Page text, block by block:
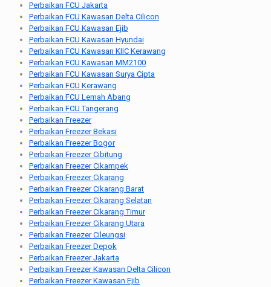
Perbaikan FCU Jakarta
Perbaikan FCU Kawasan Delta Cilicon
Perbaikan FCU Kawasan Ejib
Perbaikan FCU Kawasan Hyundai
Perbaikan FCU Kawasan KIIC Kerawang
Perbaikan FCU Kawasan MM2100
Perbaikan FCU Kawasan Surya Cipta
Perbaikan FCU Kerawang
Perbaikan FCU Lemah Abang
Perbaikan FCU Tangerang
Perbaikan Freezer
Perbaikan Freezer Bekasi
Perbaikan Freezer Bogor
Perbaikan Freezer Cibitung
Perbaikan Freezer Cikampek
Perbaikan Freezer Cikarang
Perbaikan Freezer Cikarang Barat
Perbaikan Freezer Cikarang Selatan
Perbaikan Freezer Cikarang Timur
Perbaikan Freezer Cikarang Utara
Perbaikan Freezer Cileungsi
Perbaikan Freezer Depok
Perbaikan Freezer Jakarta
Perbaikan Freezer Kawasan Delta Cilicon
Perbaikan Freezer Kawasan Ejib